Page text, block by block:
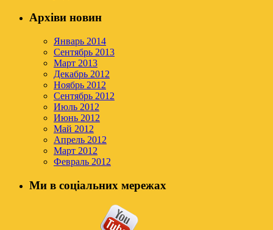
Архіви новин
Январь 2014
Сентябрь 2013
Март 2013
Декабрь 2012
Ноябрь 2012
Сентябрь 2012
Июль 2012
Июнь 2012
Май 2012
Апрель 2012
Март 2012
Февраль 2012
Ми в соціальних мережах